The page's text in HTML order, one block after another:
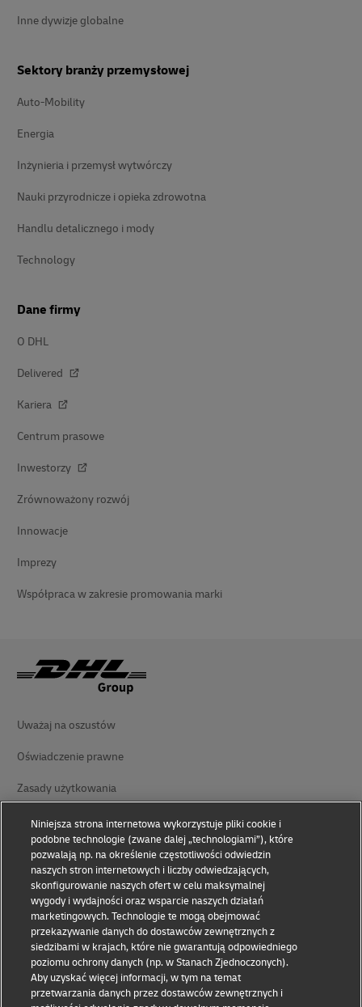
Inne dywizje globalne
Sektory branży przemysłowej
Auto-Mobility
Energia
Inżynieria i przemysł wytwórczy
Nauki przyrodnicze i opieka zdrowotna
Handlu detalicznego i mody
Technology
Dane firmy
O DHL
Delivered
Kariera
Centrum prasowe
Inwestorzy
Zrównoważony rozwój
Innowacje
Imprezy
Współpraca w zakresie promowania marki
Uważaj na oszustów
Oświadczenie prawne
Zasady użytkowania
Oświadczenie o prywatności
Ułatwienia dostępu
Informacje dodatkowe
Ustawienia plików cookie
Śledź nas na
Niniejsza strona internetowa wykorzystuje pliki cookie i
podobne technologie (zwane dalej „technologiami”), które
pozwalają np. na określenie częstotliwości odwiedzin
naszych stron internetowych i liczby odwiedzających,
skonfigurowanie naszych ofert w celu maksymalnej
wygody i wydajności oraz wsparcie naszych działań
marketingowych. Technologie te mogą obejmować
przekazywanie danych do dostawców zewnętrznych z
siedzibami w krajach, które nie gwarantują odpowiedniego
poziomu ochrony danych (np. w Stanach Zjednoczonych).
Aby uzyskać więcej informacji, w tym na temat
przetwarzania danych przez dostawców zewnętrznych i